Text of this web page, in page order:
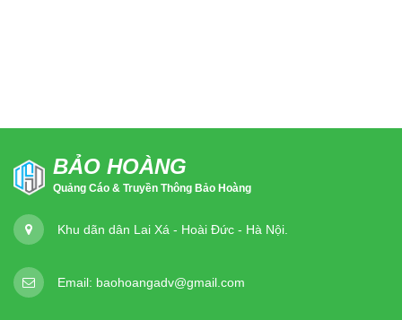
BẢO HOÀNG
Quảng Cáo & Truyền Thông Bảo Hoàng
Khu dãn dân Lai Xá - Hoài Đức - Hà Nội.
Email: baohoangadv@gmail.com